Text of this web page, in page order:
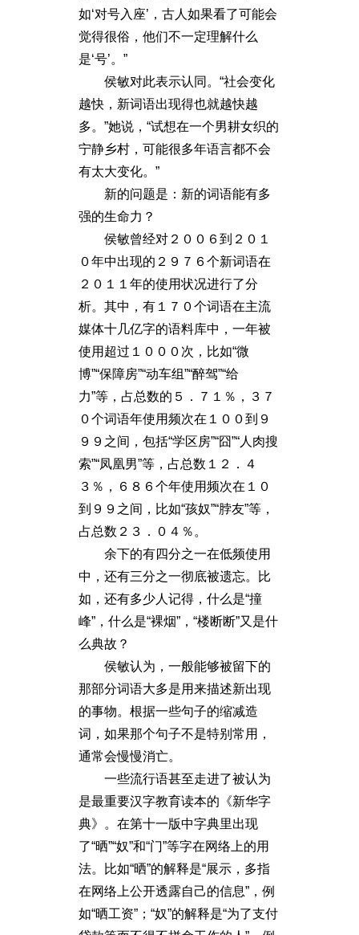
如‘对号入座’，古人如果看了可能会
觉得很俗，他们不一定理解什么
是‘号’。”
侯敏对此表示认同。“社会变化
越快，新词语出现得也就越快越
多。”她说，“试想在一个男耕女织的
宁静乡村，可能很多年语言都不会
有太大变化。”
新的问题是：新的词语能有多
强的生命力？
侯敏曾经对２００６到２０１
０年中出现的２９７６个新词语在
２０１１年的使用状况进行了分
析。其中，有１７０个词语在主流
媒体十几亿字的语料库中，一年被
使用超过１０００次，比如“微
博”“保障房”“动车组”“醉驾”“给
力”等，占总数的５．７１％，３７
０个词语年使用频次在１００到９
９９之间，包括“学区房”“囧”“人肉搜
索”“凤凰男”等，占总数１２．４
３％，６８６个年使用频次在１０
到９９之间，比如“孩奴”“脖友”等，
占总数２３．０４％。
余下的有四分之一在低频使用
中，还有三分之一彻底被遗忘。比
如，还有多少人记得，什么是“撞
峰”，什么是“裸烟”，“楼断断”又是什
么典故？
侯敏认为，一般能够被留下的
那部分词语大多是用来描述新出现
的事物。根据一些句子的缩减造
词，如果那个句子不是特别常用，
通常会慢慢消亡。
一些流行语甚至走进了被认为
是最重要汉字教育读本的《新华字
典》。在第十一版中字典里出现
了“晒”“奴”和“门”等字在网络上的用
法。比如“晒”的解释是“展示，多指
在网络上公开透露自己的信息”，例
如“晒工资”；“奴”的解释是“为了支付